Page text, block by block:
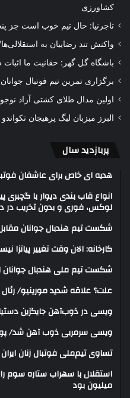
کشاورزی
تاجرنیا: حال تیم خوب است جز
واکنش تند رضاییان به
باشگاه گل گهر: حقانیت ما اثبات
برگزاری تمرین تیم فوتبال
اولین مدال طلای کشتی آزاد
البرز میزبان لیگ پرهیجان
پربازدید سال
هدیه ای خاص برای عاشفان
انواع قاب بندی دیوار با
لوکس، فوری و بدون تخریب در
شکست تیم هندبال جوانان
کارخانه: الان وقت تغییر پیاتزا
شکست تیم ملی هندبال
علت؟ علاقه شدید مورینیو/
ویسی در ذوب‌آهن جایگزین
ویسی سرمربی ذوب آهن شد/ پورموسوی
تساوی تیم‌ملی فوتبال زنان
میلیون بود